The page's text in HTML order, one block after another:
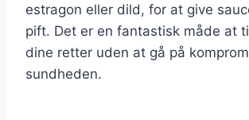
estragon eller dild, for at give
pift. Det er en fantastisk måde at
dine retter uden at gå på
sundheden.